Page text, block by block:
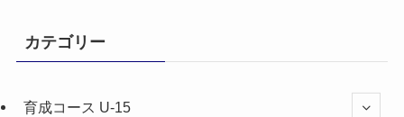
カテゴリー
育成コース U-15